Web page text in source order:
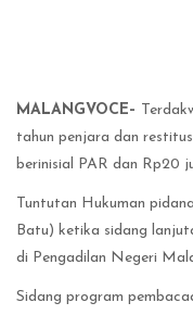
MALANGVOCE–
tahun penjara dan
berinisial PAR dan Rp20
Tuntutan Hukuman
Batu) ketika sidang
di Pengadilan Negeri
Sidang program